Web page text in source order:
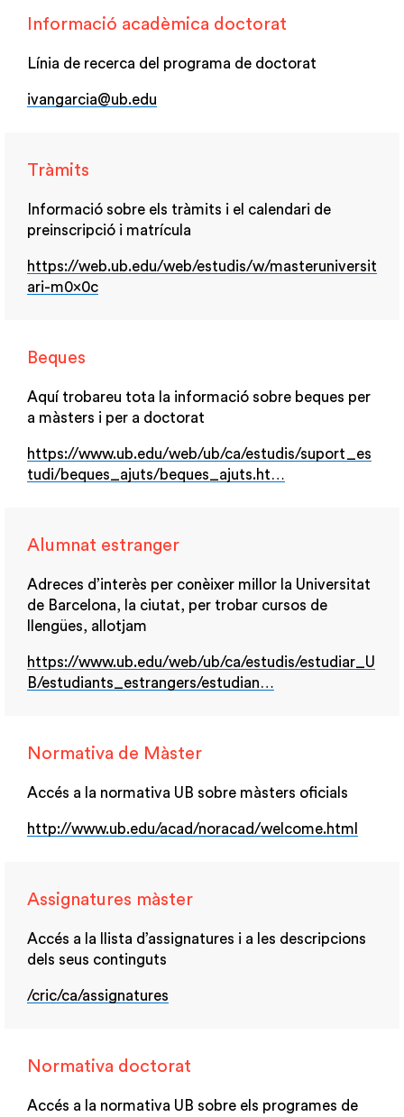
Informació acadèmica doctorat
Línia de recerca del programa de doctorat
ivangarcia@ub.edu
Tràmits
Informació sobre els tràmits i el calendari de
preinscripció i matrícula
https://web.ub.edu/web/estudis/w/masteruniversit
ari-m0x0c
Beques
Aquí trobareu tota la informació sobre beques per
a màsters i per a doctorat
https://www.ub.edu/web/ub/ca/estudis/suport_es
tudi/beques_ajuts/beques_ajuts.ht…
Alumnat estranger
Adreces d’interès per conèixer millor la Universitat
de Barcelona, la ciutat, per trobar cursos de
llengües, allotjam
https://www.ub.edu/web/ub/ca/estudis/estudiar_U
B/estudiants_estrangers/estudian…
Normativa de Màster
Accés a la normativa UB sobre màsters oficials
http://www.ub.edu/acad/noracad/welcome.html
Assignatures màster
Accés a la llista d’assignatures i a les descripcions
dels seus continguts
/cric/ca/assignatures
Normativa doctorat
Accés a la normativa UB sobre els programes de